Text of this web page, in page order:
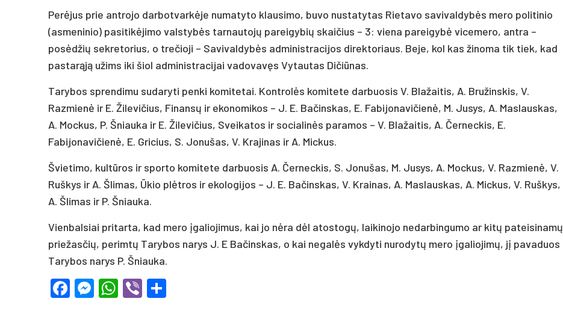
Perėjus prie antrojo darbotvarkėje numatyto klausimo, buvo nustatytas Rietavo savivaldybės mero politinio
(asmeninio) pasitikėjimo valstybės tarnautojų pareigybių skaičius – 3: viena pareigybė vicemero, antra –
posėdžių sekretorius, o trečioji – Savivaldybės administracijos direktoriaus. Beje, kol kas žinoma tik tiek, kad
pastarąją užims iki šiol administracijai vadovavęs Vytautas Dičiūnas.
Tarybos sprendimu sudaryti penki komitetai. Kontrolės komitete darbuosis V. Blažaitis, A. Bružinskis, V.
Razmienė ir E. Žilevičius, Finansų ir ekonomikos – J. E. Bačinskas, E. Fabijonavičienė, M. Jusys, A. Maslauskas,
A. Mockus, P. Šniauka ir E. Žilevičius, Sveikatos ir socialinės paramos – V. Blažaitis, A. Černeckis, E.
Fabijonavičienė, E. Gricius, S. Jonušas, V. Krajinas ir A. Mickus.
Švietimo, kultūros ir sporto komitete darbuosis A. Černeckis, S. Jonušas, M. Jusys, A. Mockus, V. Razmienė, V.
Ruškys ir A. Šlimas, Ūkio plėtros ir ekologijos – J. E. Bačinskas, V. Krainas, A. Maslauskas, A. Mickus, V. Ruškys,
A. Šlimas ir P. Šniauka.
Vienbalsiai pritarta, kad mero įgaliojimus, kai jo nėra dėl atostogų, laikinojo nedarbingumo ar kitų pateisinamų
priežasčių, perimtų Tarybos narys J. E Bačinskas, o kai negalės vykdyti nurodytų mero įgaliojimų, jį pavaduos
Tarybos narys P. Šniauka.
Facebook
Messenger
WhatsApp
Viber